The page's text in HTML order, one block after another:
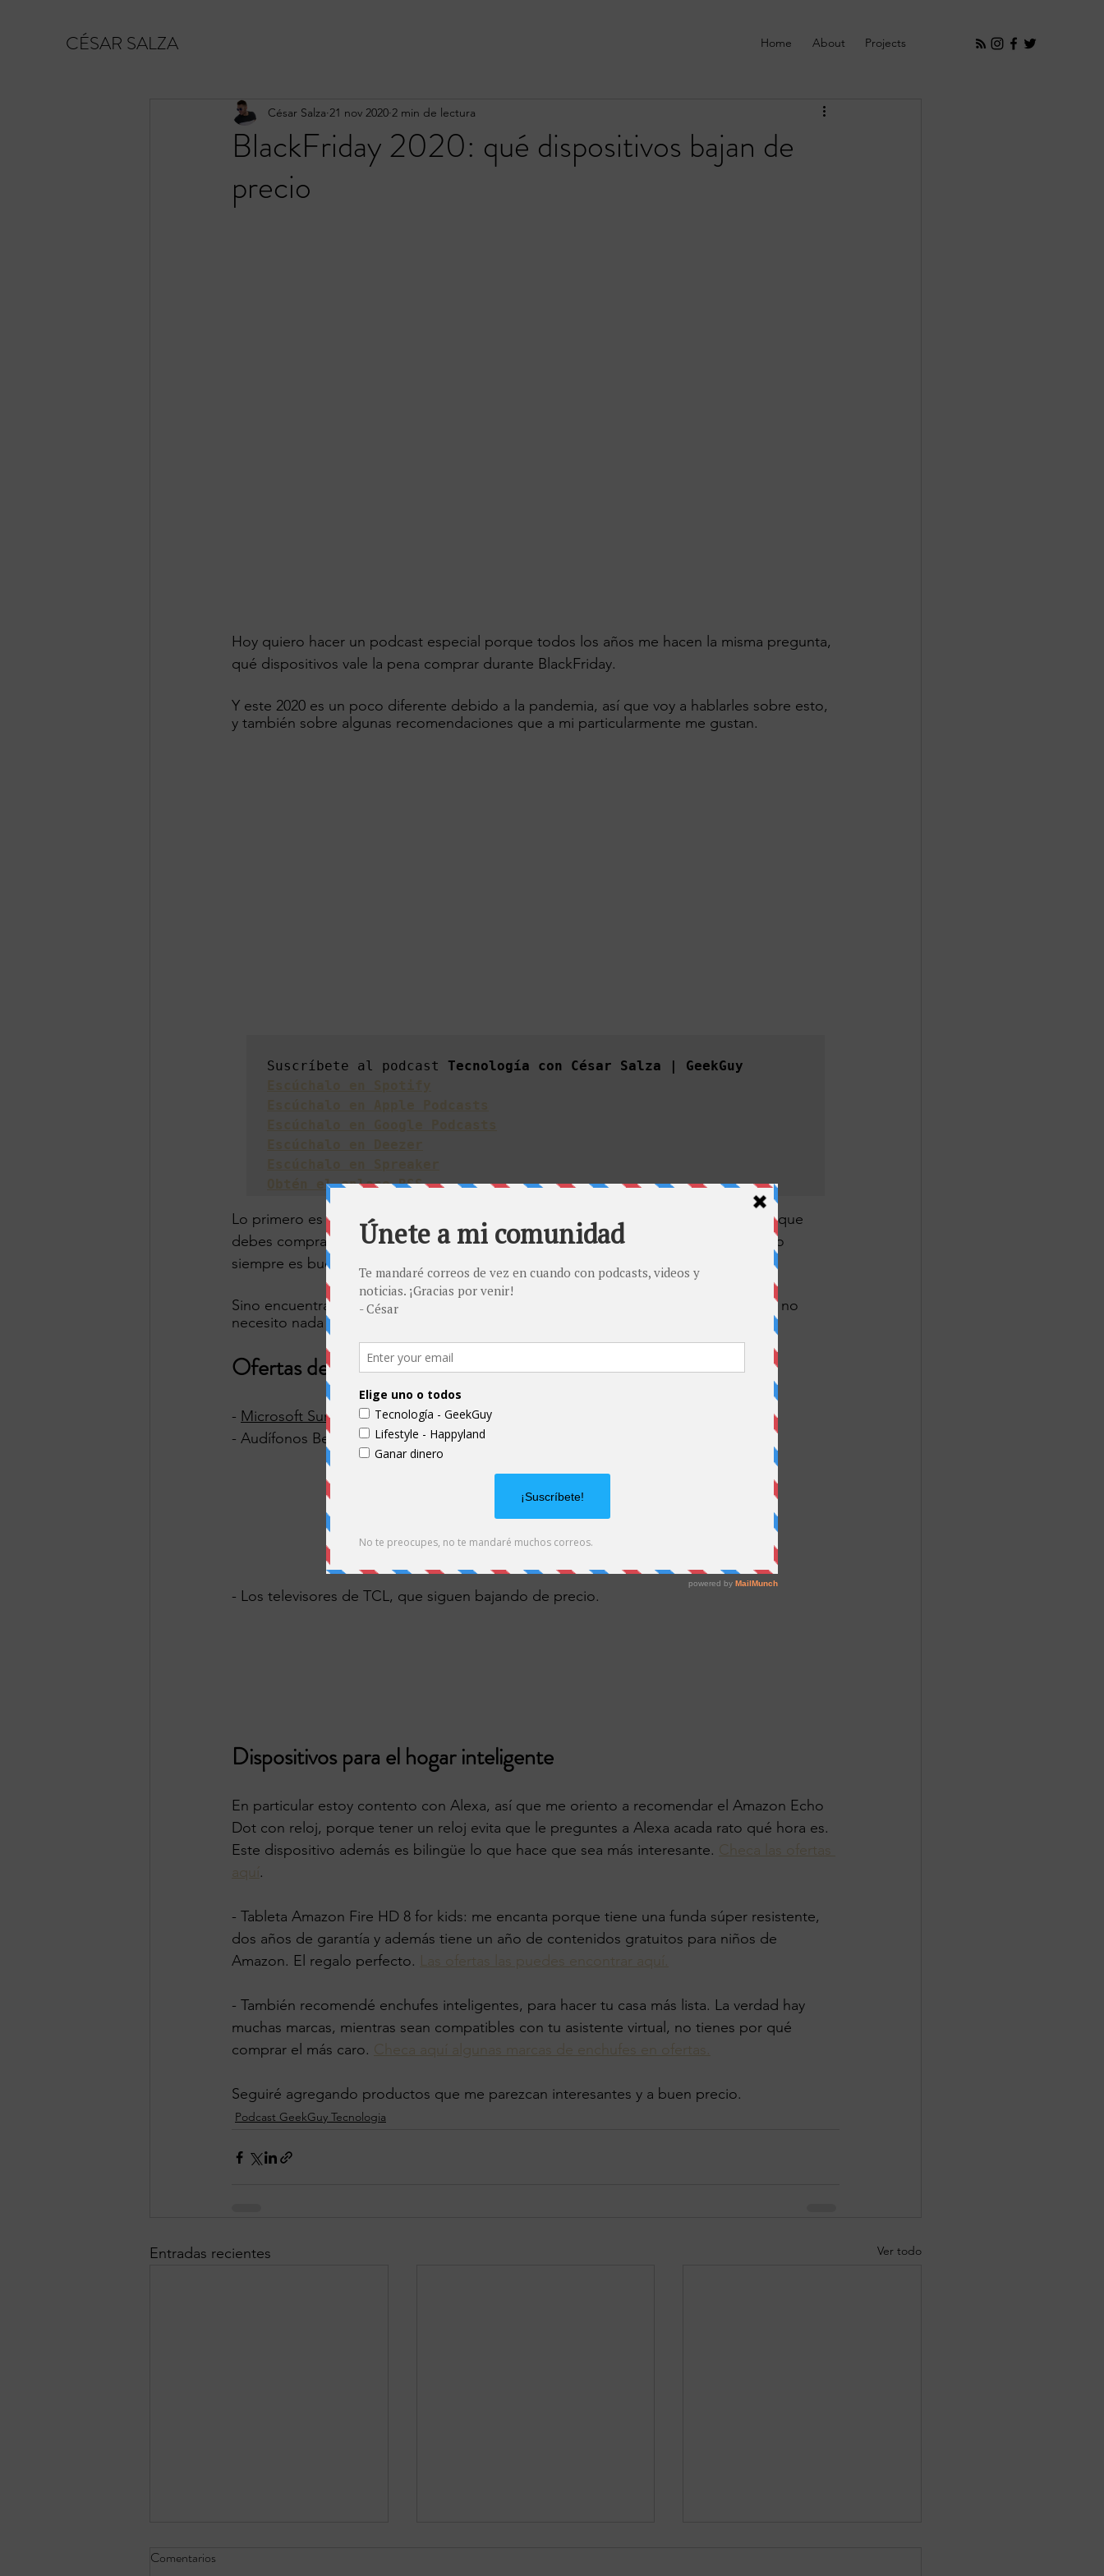
CÉSAR SALZA Home About Projects
BlackFriday 2020: qué dispositivos bajan de
precio
César Salza 21 nov 2020 2 min de lectura
Hoy quiero hacer un podcast especial porque todos los años me hacen la misma pregunta,
qué dispositivos vale la pena comprar durante BlackFriday.
Y este 2020 es un poco diferente debido a la pandemia, así que voy a hablarles sobre esto,
y también sobre algunas recomendaciones que a mi particularmente me gustan.
Suscríbete al podcast
Obtén el enlace RSS
Lo primero es que hagas una lista de lo que de verdad necesitas. Apunta las cosas que
debes comprar para ti y los regalos que te gustaría obtener a buen precio, e incluso
siempre es buena idea tener un plan b, por si un dispositivo se agota.
Sino encuentras lo que estabas buscando, siempre tener un sustituto o saber decir no
necesito nada más es muy importante.
Ofertas de BlackFriday mencionadas en el podcast
- Microsoft Surface Pro 7 con teclado, por 600 dólares
- Audífonos Beast Flex, por 49 dólares
- Los televisores de TCL, que siguen bajando de precio.
Dispositivos para el hogar inteligente
En particular estoy contento con Alexa, así que me oriento a recomendar el Amazon Echo
Dot con reloj, porque tener un reloj evita que le preguntes a Alexa acada rato qué hora es.
Este dispositivo además es bilingüe lo que hace que sea más interesante. Checa las ofertas
aquí.
- Tableta Amazon Fire HD 8 for kids: me encanta porque tiene una funda súper resistente,
dos años de garantía y además tiene un año de contenidos gratuitos para niños de
Amazon. El regalo perfecto. Las ofertas las puedes encontrar aquí.
- También recomendé enchufes inteligentes, para hacer tu casa más lista. La verdad hay
muchas marcas, mientras sean compatibles con tu asistente virtual, no tienes por qué
comprar el más caro. Checa aquí algunas marcas de enchufes en ofertas.
Seguiré agregando productos que me parezcan interesantes y a buen precio.
Podcast GeekGuy Tecnologia
Entradas recientes Ver todo
Comentarios